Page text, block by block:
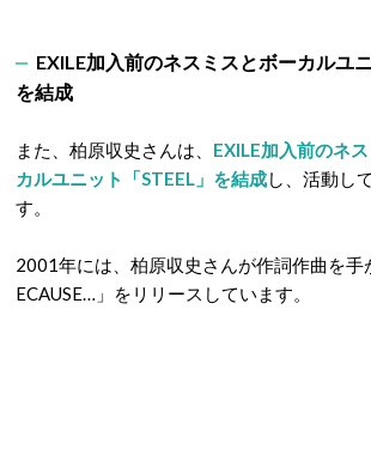
EXILE加入前のネスミスとボーカルユ
を結成
また、柏原収史さんは、 EXILE加入前のネ
カルユニット「STEEL」を結成し、活動し
す。
2001年には、柏原収史さんが作詞作曲を手
ECAUSE…」をリリースしています。